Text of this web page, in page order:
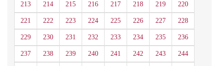
213 214 215 216 217 218 219 220
221 222 223 224 225 226 227 228
229 230 231 232 233 234 235 236
237 238 239 240 241 242 243 244